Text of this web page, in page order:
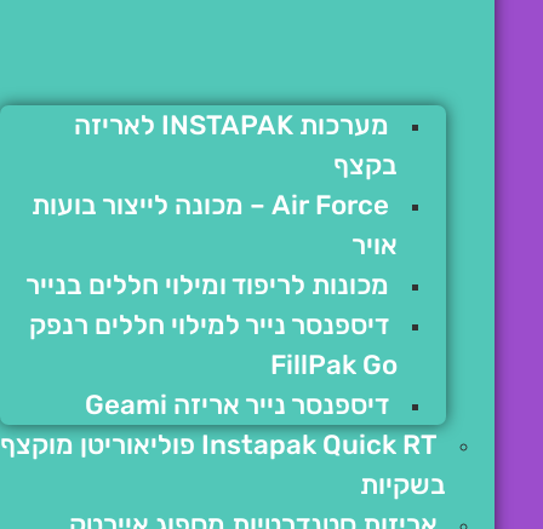
מערכות INSTAPAK לאריזה
בקצף
Air Force – מכונה לייצור בועות
אויר
מכונות לריפוד ומילוי חללים בנייר
דיספנסר נייר למילוי חללים רנפק
FillPak Go
דיספנסר נייר אריזה Geami
Instapak Quick RT פוליאוריטן מוקצף
בשקיות